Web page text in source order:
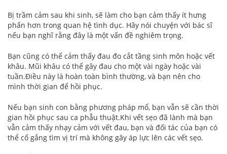
Bị trầm cảm sau khi sinh, sẽ làm cho bạn cảm thấy ít hưng
phấn hơn trong quan hệ tình dục. Hãy nói chuyện với bác sĩ
nếu bạn nghĩ rằng đây là một vấn đề nghiêm trọng.
Bạn cũng có thể cảm thấy đau đo cắt tầng sinh môn hoặc vết
khâu. Mũi khâu có thể gây đau cho một vài ngày hoặc vài
tuần.Điều này là hoàn toàn bình thường, và bạn nên cho
mình thời gian để hồi phục.
Nếu bạn sinh con bằng phương pháp mổ, bạn vẫn sẽ cần thời
gian hồi phục sau ca phẫu thuật.Khi vết sẹo đã lành mà bạn
vẫn cảm thấy nhạy cảm với vết đau, bạn và đối tác của bạn có
thể cố gắng tìm vị trí mà không gây áp lực lên các vết sẹo.